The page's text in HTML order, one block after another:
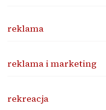
reklama
reklama i marketing
rekreacja